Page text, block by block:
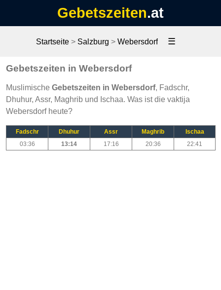
Gebetszeiten.at
Startseite> Salzburg > Webersdorf ☰
Gebetszeiten in Webersdorf
Muslimische Gebetszeiten in Webersdorf, Fadschr,
Dhuhur, Assr, Maghrib und Ischaa. Was ist die vaktija
Webersdorf heute?
Fadschr Dhuhur Assr Maghrib
Ischaa
03:36
13:14 17:16 20:36 22:41